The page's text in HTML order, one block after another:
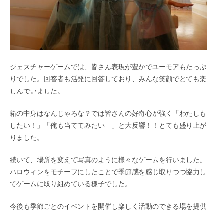
ジェスチャーゲームでは、皆さん表現が豊かでユーモアもたっぷ
りでした。回答者も活発に回答しており、みんな笑顔でとても楽
しんでいました。
箱の中身はなんじゃろな？では皆さんの好奇心が強く「わたしも
したい！」「俺も当ててみたい！」と大反響！！とても盛り上が
りました。
続いて、場所を変えて写真のように様々なゲームを行いました。
ハロウィンをモチーフにしたことで季節感を感じ取りつつ協力し
てゲームに取り組めている様子でした。
今後も季節ごとのイベントを開催し楽しく活動のできる場を提供